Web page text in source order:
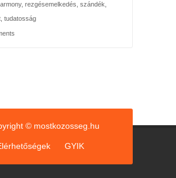
, rezgésemelkedés szándék
, tudatosság
© mostkozosseg.hu
GYIK